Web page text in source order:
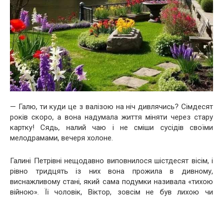
— Галю, ти куди це з валізою на ніч дивлячись? Сімдесят
років скоро, а вона надумала життя міняти через стару
картку! Сядь, налий чаю і не сміши сусідів своїми
мелодрамами, вечеря холоне.
Галині Петрівні нещодавно виповнилося шістдесят вісім, і
рівно тридцять із них вона прожила в дивному,
виснажливому стані, який сама подумки називала «тихою
війною». Її чоловік, Віктор, зовсім не був лихою чи